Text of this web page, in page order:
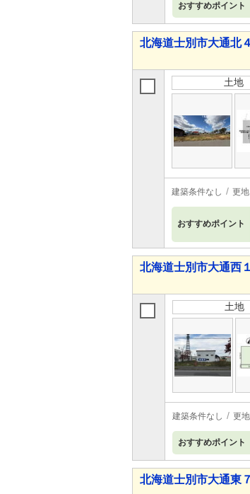
おすすめポイント
北海道士別市大通北
土地
建築条件なし 更地
おすすめポイント
北海道士別市大通西
土地
建築条件なし 更地
おすすめポイント
北海道士別市大通東